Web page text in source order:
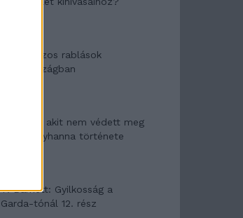
Altatógázos rablások
Olaszországban
A kislány, akit nem védett meg
senki – Lyhanna története
T. Barnett: Gyilkosság a
Garda-tónál 12. rész